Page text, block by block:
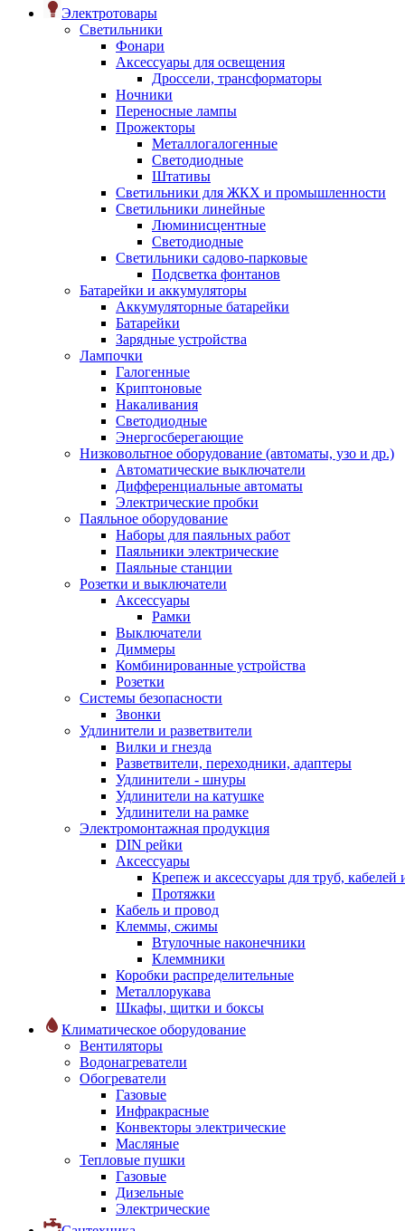
Электротовары
Светильники
Фонари
Аксессуары для освещения
Дроссели, трансформаторы
Ночники
Переносные лампы
Прожекторы
Металлогалогенные
Светодиодные
Штативы
Светильники для ЖКХ и промышленности
Светильники линейные
Люминисцентные
Светодиодные
Светильники садово-парковые
Подсветка фонтанов
Батарейки и аккумуляторы
Аккумуляторные батарейки
Батарейки
Зарядные устройства
Лампочки
Галогенные
Криптоновые
Накаливания
Светодиодные
Энергосберегающие
Низковольтное оборудование (автоматы, узо и др.)
Автоматические выключатели
Дифференциальные автоматы
Электрические пробки
Паяльное оборудование
Наборы для паяльных работ
Паяльники электрические
Паяльные станции
Розетки и выключатели
Аксессуары
Рамки
Выключатели
Диммеры
Комбинированные устройства
Розетки
Системы безопасности
Звонки
Удлинители и разветвители
Вилки и гнезда
Разветвители, переходники, адаптеры
Удлинители - шнуры
Удлинители на катушке
Удлинители на рамке
Электромонтажная продукция
DIN рейки
Аксессуары
Крепеж и аксессуары для труб, кабелей
Протяжки
Кабель и провод
Клеммы, сжимы
Втулочные наконечники
Клеммники
Коробки распределительные
Металлорукава
Шкафы, щитки и боксы
Климатическое оборудование
Вентиляторы
Водонагреватели
Обогреватели
Газовые
Инфракрасные
Конвекторы электрические
Масляные
Тепловые пушки
Газовые
Дизельные
Электрические